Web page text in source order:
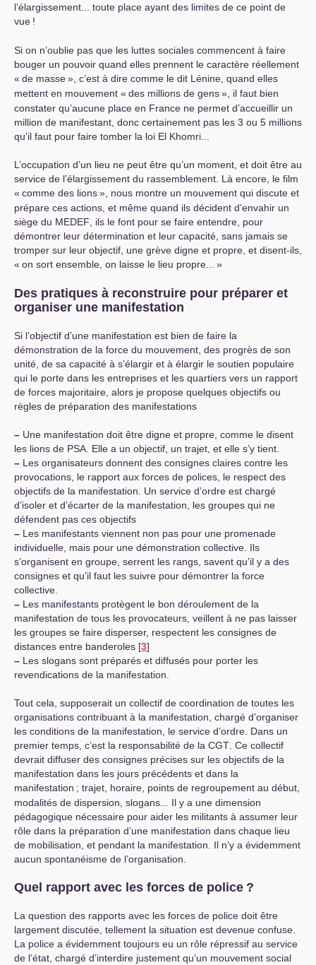
l’élargissement... toute place ayant des limites de ce point de
vue !
Si on n’oublie pas que les luttes sociales commencent à faire
bouger un pouvoir quand elles prennent le caractère réellement
« de masse», c’est à dire comme le dit Lénine, quand elles
mettent en mouvement « des millions de gens», il faut bien
constater qu’aucune place en France ne permet d’accueillir un
million de manifestant, donc certainement pas les 3 ou 5 millions
qu’il faut pour faire tomber la loi El Khomri...
L’occupation d’un lieu ne peut être qu’un moment, et doit être au
service de l’élargissement du rassemblement. Là encore, le film
« comme des lions», nous montre un mouvement qui discute et
prépare ces actions, et même quand ils décident d’envahir un
siège du MEDEF , ils le font pour se faire entendre, pour
démontrer leur détermination et leur capacité, sans jamais se
tromper sur leur objectif, une grève digne et propre, et disent-ils,
« on sort ensemble, on laisse le lieu propre... »
Des pratiques à reconstruire pour préparer et
organiser une manifestation
Si l’objectif d’une manifestation est bien de faire la
démonstration de la force du mouvement, des progrès de son
unité, de sa capacité à s’élargir et à élargir le soutien populaire
qui le porte dans les entreprises et les quartiers vers un rapport
de forces majoritaire, alors je propose quelques objectifs ou
règles de préparation des manifestations
– Une manifestation doit être digne et propre, comme le disent
les lions de PSA . Elle a un objectif, un trajet, et elle s’y tient.
– Les organisateurs donnent des consignes claires contre les
provocations, le rapport aux forces de polices, le respect des
objectifs de la manifestation. Un service d’ordre est chargé
d’isoler et d’écarter de la manifestation, les groupes qui ne
défendent pas ces objectifs
– Les manifestants viennent non pas pour une promenade
individuelle, mais pour une démonstration collective. Ils
s’organisent en groupe, serrent les rangs, savent qu’il y a des
consignes et qu’il faut les suivre pour démontrer la force
collective.
– Les manifestants protègent le bon déroulement de la
manifestation de tous les provocateurs, veillent à ne pas laisser
les groupes se faire disperser, respectent les consignes de
distances entre banderoles [3]
– Les slogans sont préparés et diffusés pour porter les
revendications de la manifestation.
Tout cela, supposerait un collectif de coordination de toutes les
organisations contribuant à la manifestation, chargé d’organiser
les conditions de la manifestation, le service d’ordre. Dans un
premier temps, c’est la responsabilité de la CGT . Ce collectif
devrait diffuser des consignes précises sur les objectifs de la
manifestation dans les jours précédents et dans la
manifestation ; trajet, horaire, points de regroupement au début,
modalités de dispersion, slogans... Il y a une dimension
pédagogique nécessaire pour aider les militants à assumer leur
rôle dans la préparation d’une manifestation dans chaque lieu
de mobilisation, et pendant la manifestation. Il n’y a évidemment
aucun spontanéisme de l’organisation.
Quel rapport avec les forces de police ?
La question des rapports avec les forces de police doit être
largement discutée, tellement la situation est devenue confuse.
La police a évidemment toujours eu un rôle répressif au service
de l’état, chargé d’interdire justement qu’un mouvement social